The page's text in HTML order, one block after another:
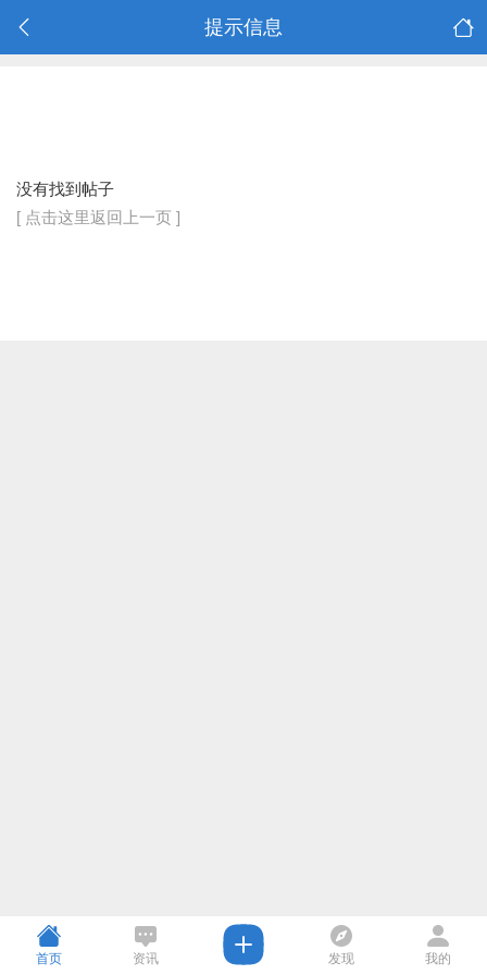
提示信息
没有找到帖子
[ 点击这里返回上一页 ]
首页 资讯 发现 我的